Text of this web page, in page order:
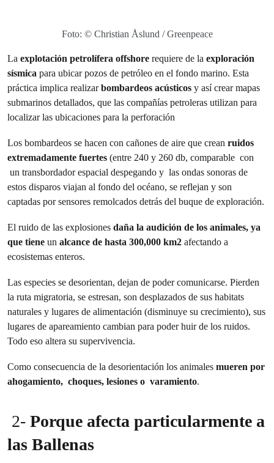
Foto: © Christian Åslund / Greenpeace
La explotación petrolífera offshore requiere de la exploración
sísmica para ubicar pozos de petróleo en el fondo marino. Esta
práctica implica realizarbombardeos acústicos y así crear mapas
submarinos detallados, que las compañías petroleras utilizan para
localizar las ubicaciones para la perforación
Los bombardeos se hacen con cañones de aire que crean ruidos
extremadamente fuertes (entre 240 y 260 db, comparable con
un transbordador espacial despegando y las ondas sonoras de
estos disparos viajan al fondo del océano, se reflejan y son
captadas por sensores remolcados detrás del buque de exploración.
El ruido de las explosiones daña la audición de los animales, ya
que tiene un alcance de hasta 300,000 km2 afectando a
ecosistemas enteros.
Las especies se desorientan, dejan de poder comunicarse. Pierden
la ruta migratoria, se estresan, son desplazados de sus habitats
naturales y lugares de alimentación (disminuye su crecimiento), sus
lugares de apareamiento cambian para poder huir de los ruidos.
Todo eso altera su supervivencia.
Como consecuencia de la desorientación los animales mueren por
ahogamiento, choques, lesiones o varamiento.
2- Porque afecta particularmente a
las Ballenas